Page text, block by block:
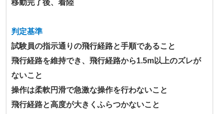
移動完了後、着陸
判定基準
試験員の指示通りの飛行経路と手順であること
飛行経路を維持でき、飛行経路から1.5m以上のズレが
ないこと
操作は柔軟円滑で急激な操作を行わないこと
飛行経路と高度が大きくふらつかないこと